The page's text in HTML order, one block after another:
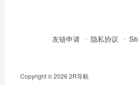
友链申请 隐私协议
Copyright © 2026 2R导航